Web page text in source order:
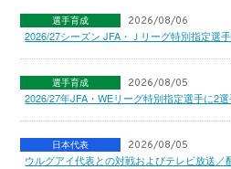
選手育成 2026/08/06
2026/27シーズン JFA・Ｊリーグ特別指定選
選手育成 2026/08/05
2026/27年JFA・WEリーグ特別指定選手に2
日本代表 2026/08/05
ウルグアイ代表との対戦およびテレビ放送